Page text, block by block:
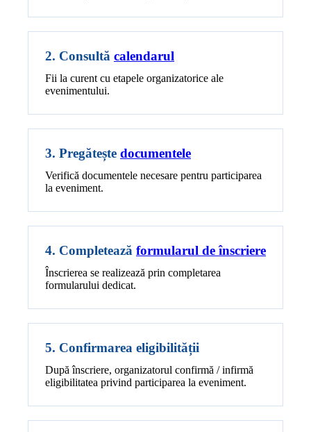
2. Consultă calendarul
Fii la curent cu etapele organizatorice ale
evenimentului.
3. Pregătește documentele
Verifică documentele necesare pentru participarea
la eveniment.
4. Completează formularul de înscriere
Înscrierea se realizează prin completarea
formularului dedicat.
5. Confirmarea eligibilității
După înscriere, organizatorul confirmă / infirmă
eligibilitatea privind participarea la eveniment.